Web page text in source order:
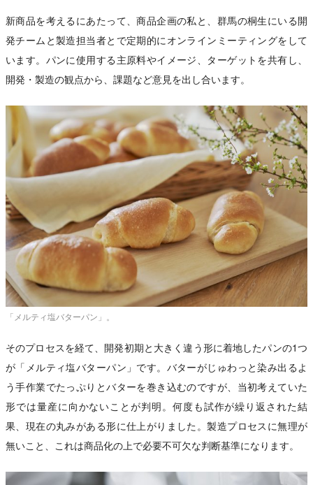
新商品を考えるにあたって、商品企画の私と、群馬の桐生にいる開
発チームと製造担当者とで定期的にオンラインミーティングをして
います。パンに使用する主原料やイメージ、ターゲットを共有し、
開発・製造の観点から、課題など意見を出し合います。
「メルティ塩バターパン」。
そのプロセスを経て、開発初期と大きく違う形に着地したパンの1つ
が「メルティ塩バターパン」です。バターがじゅわっと染み出るよ
う手作業でたっぷりとバターを巻き込むのですが、当初考えていた
形では量産に向かないことが判明。何度も試作が繰り返された結
果、現在の丸みがある形に仕上がりました。製造プロセスに無理が
無いこと、これは商品化の上で必要不可欠な判断基準になります。